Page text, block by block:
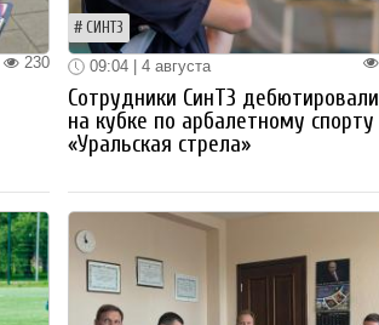
230
СИНТЗ
09:04 | 4 августа
Сотрудники СинТЗ дебютировали
на кубке по арбалетному спорту
«Уральская стрела»